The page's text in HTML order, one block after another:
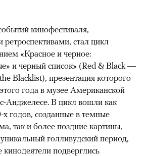
кинофестиваля,
ретроспективами, стал цикл
«Красное и черное:
и черный список» (Red & Black —
Blacklist), презентация которого
года в музее Американской
Анджелесе. В цикл вошли как
годов, созданные в темные
так и более поздние картины,
голливудский период,
кинодеятели подверглись